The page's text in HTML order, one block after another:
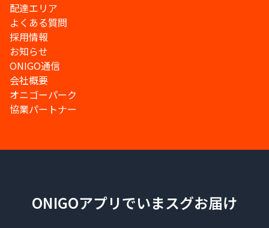
配達エリア
よくある質問
採用情報
お知らせ
ONIGO通信
会社概要
オニゴーパーク
協業パートナー
ONIGOアプリでいまスグお届け